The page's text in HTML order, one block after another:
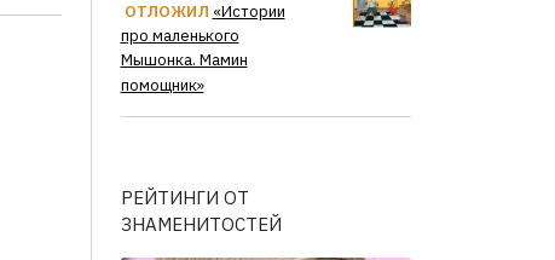
ОТЛОЖИЛ «Истории
про маленького
Мышонка. Мамин
помощник»
РЕЙТИНГИ ОТ
ЗНАМЕНИТОСТЕЙ